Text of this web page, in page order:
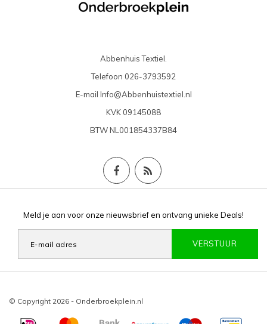
Abbenhuis Textiel.
Telefoon 026-3793592
E-mail Info@Abbenhuistextiel.nl
KVK 09145088
BTWNL001854337B84
Meld je aan voor onze nieuwsbrief en ontvang unieke Deals!
VERSTUUR
© Copyright 2026 - Onderbroekplein.nl